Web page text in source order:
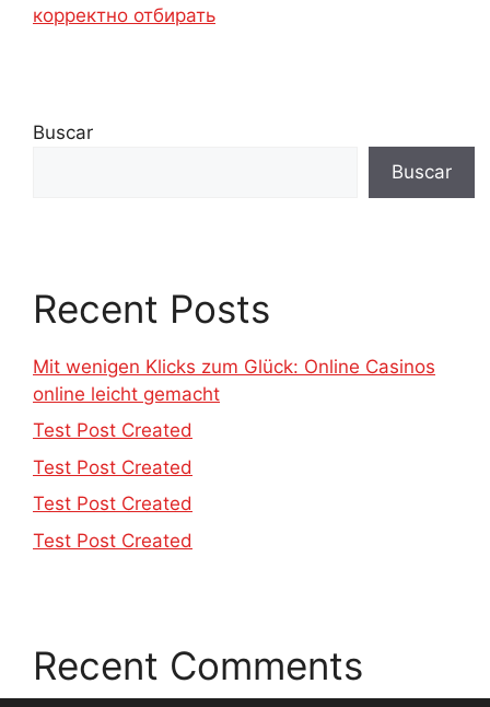
корректно отбирать
Buscar
Buscar
Recent Posts
Mit wenigen Klicks zum Glück: Online Casinos
online leicht gemacht
Test Post Created
Test Post Created
Test Post Created
Test Post Created
Recent Comments